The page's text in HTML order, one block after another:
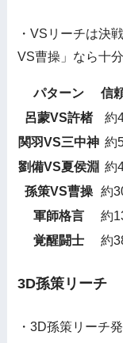
・VSリーチは決
VS曹操」なら十
パターン
信
呂蒙VS許楮
約
関羽VS三中神 約
劉備VS夏侯淵 約
孫策VS曹操
約
軍師格言
約
覚醒闘士
約
3D孫策リーチ
・3D孫策リーチ